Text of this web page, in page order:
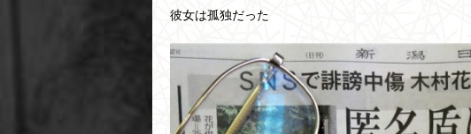
彼女は孤独だった